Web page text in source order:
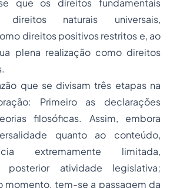
que os direitos fundamentais
naturais universais,
direitos positivos restritos e, ao
plena realização como direitos
que se divisam três etapas na
Primeiro as declarações
filosóficas. Assim, embora
quanto ao conteúdo,
extremamente limitada,
atividade legislativa;
momento, tem-se a passagem da